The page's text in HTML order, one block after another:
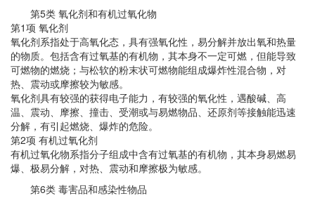
第5类 氧化剂和有机过氧化物
第1项 氧化剂
氧化剂系指处于高氧化态，具有强氧化性，易分解并放出氧和热量
的物质。包括含有过氧基的有机物，其本身不一定可燃，但能导致
可燃物的燃烧；与松软的粉末状可燃物能组成爆炸性混合物，对
热、震动或摩擦较为敏感。
氧化剂具有较强的获得电子能力，有较强的氧化性，遇酸碱、高
温、震动、摩擦、撞击、受潮或与易燃物品、还原剂等接触能迅速
分解，有引起燃烧、爆炸的危险。
第2项 有机过氧化剂
有机过氧化物系指分子组成中含有过氧基的有机物，其本身易燃易
爆、极易分解，对热、震动和摩擦极为敏感。
第6类 毒害品和感染性物品